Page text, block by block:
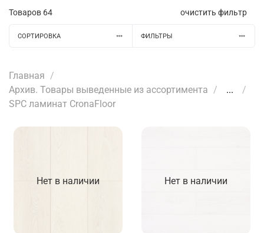
Товаров 64 очистить фильтр
СОРТИРОВКА ФИЛЬТРЫ
Главная
Архив. Товары выведенные из ассортимента
...
SPC ламинат CronaFloor
Нет в наличии Нет в наличии